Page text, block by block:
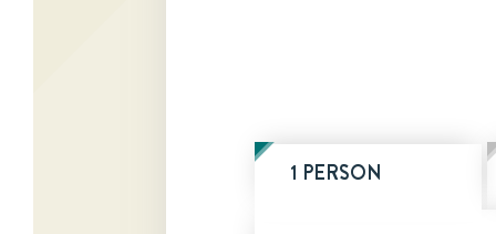
1 PERSON